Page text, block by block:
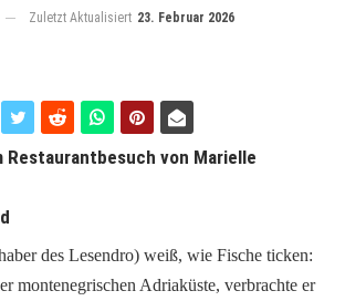
Zuletzt Aktualisiert 23. Februar 2026
Restaurantbesuch von Marielle
des Lesendro) weiß, wie Fische ticken:
montenegrischen Adriaküste, verbrachte er